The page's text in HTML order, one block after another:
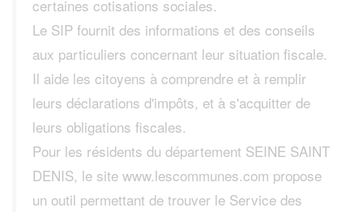
certaines cotisations sociales.
Le SIP fournit des informations et des conseils
aux particuliers concernant leur situation fiscale.
Il aide les citoyens à comprendre et à remplir
leurs déclarations d'impôts, et à s'acquitter de
leurs obligations fiscales.
Pour les résidents du département SEINE SAINT
DENIS, le site www.lescommunes.com propose
un outil permettant de trouver le Service des